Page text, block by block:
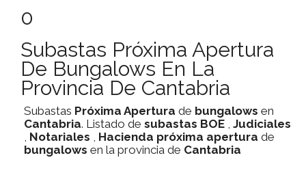
0
Subastas Próxima Apertura
De Bungalows En La
Provincia De Cantabria
Subastas Próxima Apertura de bungalows en
Cantabria. Listado de subastas BOE , Judiciales
, Notariales , Hacienda próxima apertura de
bungalows en la provincia de Cantabria